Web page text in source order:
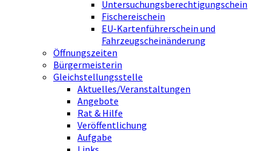
Untersuchungsberechtigungschein
Fischereischein
EU-Kartenführerschein und
Fahrzeugscheinänderung
Öffnungszeiten
Bürgermeisterin
Gleichstellungsstelle
Aktuelles/Veranstaltungen
Angebote
Rat & Hilfe
Veröffentlichung
Aufgabe